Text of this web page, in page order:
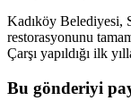
Kadıköy Belediyesi,
restorasyonunu
Çarşı yapıldığı ilk
Bu gönderiyi